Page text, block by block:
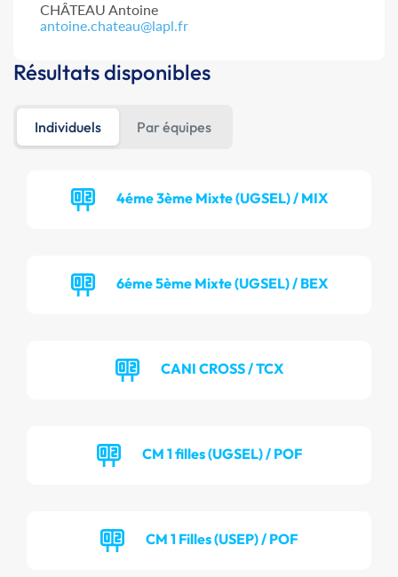
CHÂTEAU Antoine
antoine.chateau@lapl.fr
Résultats disponibles
Individuels Par équipes
4éme 3ème Mixte (UGSEL) / MIX
6éme 5ème Mixte (UGSEL) / BEX
CANI CROSS / TCX
CM 1 filles (UGSEL) / POF
CM 1 Filles (USEP) / POF